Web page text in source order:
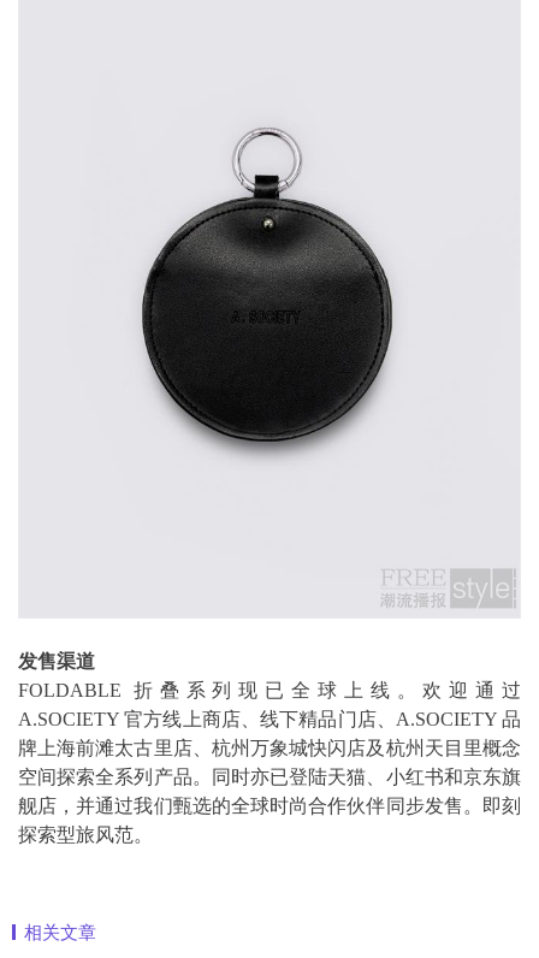
发售渠道
FOLDABLE 折叠系列现已全球上线。欢迎通过
A.SOCIETY 官方线上商店、线下精品门店、A.SOCIETY 品
牌上海前滩太古里店、杭州万象城快闪店及杭州天目里概念
空间探索全系列产品。同时亦已登陆天猫、小红书和京东旗
舰店，并通过我们甄选的全球时尚合作伙伴同步发售。即刻
探索型旅风范。
相关文章